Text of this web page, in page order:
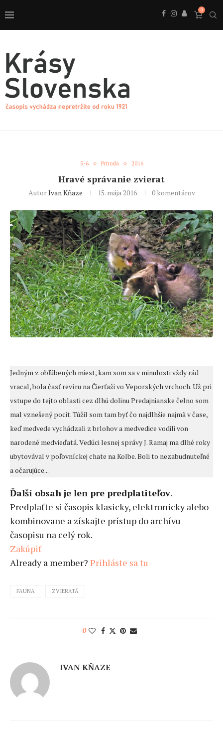
0
5-6 Príroda 2016
Hravé správanie zvierat
AutorIvan Kňaze 15. mája 2016 0 komentárov
Jedným z obľúbených miest, kam som sa v minulosti vždy rád
vracal, bola časť revíru na Čierťaži vo Veporských vrchoch. Už pri
vstupe do tejto oblasti cez dlhú dolinu Predajnianske čelno som
mal vznešený pocit. Túžil som tam byť čo najdlhšie najmä v čase,
keď medvede vychádzali z brlohov a medvedice vodili von
narodené medvieďatá. Vedúci lesnej správy J. Ramaj ma dlhé roky
ubytovával v poľovníckej chate na Kolbe. Boli to nezabudnuteľné
a očarujúce...
Ďalší obsah je len pre predplatiteľov.
Predplaťte si časopis klasicky, elektronicky alebo
kombinovane a získajte prístup do archívu
časopisu na celý rok.
Zakúpiť
Already a member? Prihláste sa tu
FAUNA ZVIERATÁ
0
IVAN KŇAZE